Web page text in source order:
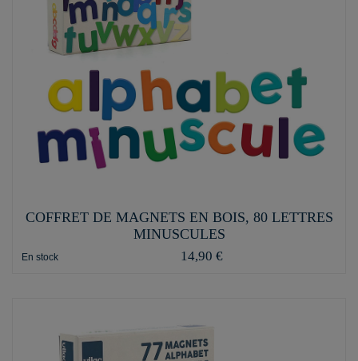
COFFRET DE MAGNETS EN BOIS, 80 LETTRES
MINUSCULES
En stock 14,90 €